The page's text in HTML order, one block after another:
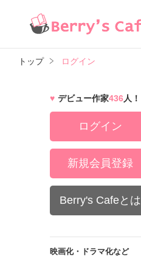
トップ ログイン
デビュー作家436人！
ログイン
新規会員登録
Berry's Cafeとは
映画化・ドラマ化など